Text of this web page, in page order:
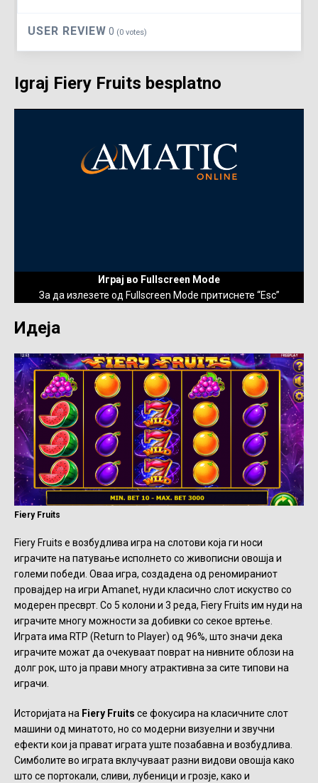
USER REVIEW 0 (0 votes)
Igraj Fiery Fruits besplatno
Играј во Fullscreen Mode
За да излезете од Fullscreen Mode притиснете “Esc”
Идеја
Fiery Fruits
Fiery Fruits е возбудлива игра на слотови која ги носи
играчите на патување исполнето со живописни овошја и
големи победи. Оваа игра, создадена од реномираниот
провајдер на игри Amanet, нуди класично слот искуство со
модерен пресврт. Со 5 колони и 3 реда, Fiery Fruits им нуди на
играчите многу можности за добивки со секое вртење.
Играта има RTP (Return to Player) од 96%, што значи дека
играчите можат да очекуваат поврат на нивните облози на
долг рок, што ја прави многу атрактивна за сите типови на
играчи.
Историјата на Fiery Fruits се фокусира на класичните слот
машини од минатото, но со модерни визуелни и звучни
ефекти кои ја прават играта уште позабавна и возбудлива.
Симболите во играта вклучуваат разни видови овошја како
што се портокали, сливи, лубеници и грозје, како и